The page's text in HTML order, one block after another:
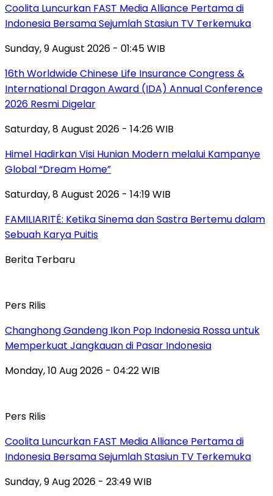
Coolita Luncurkan FAST Media Alliance Pertama di
Indonesia Bersama Sejumlah Stasiun TV Terkemuka
Sunday, 9 August 2026 - 01:45 WIB
16th Worldwide Chinese Life Insurance Congress &
International Dragon Award (IDA) Annual Conference
2026 Resmi Digelar
Saturday, 8 August 2026 - 14:26 WIB
Himel Hadirkan Visi Hunian Modern melalui Kampanye
Global “Dream Home”
Saturday, 8 August 2026 - 14:19 WIB
FAMILIARITÉ: Ketika Sinema dan Sastra Bertemu dalam
Sebuah Karya Puitis
Berita Terbaru
Pers Rilis
Changhong Gandeng Ikon Pop Indonesia Rossa untuk
Memperkuat Jangkauan di Pasar Indonesia
Monday, 10 Aug 2026 - 04:22 WIB
Pers Rilis
Coolita Luncurkan FAST Media Alliance Pertama di
Indonesia Bersama Sejumlah Stasiun TV Terkemuka
Sunday, 9 Aug 2026 - 23:49 WIB